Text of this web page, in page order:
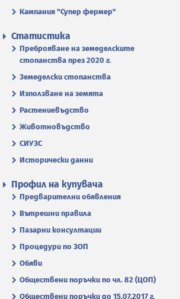
Кампания "Супер фермер"
Статистика
Преброяване на земеделските
стопанства през 2020 г.
Земеделски стопанства
Използване на земята
Растениевъдство
Животновъдство
СИУЗС
Исторически данни
Профил на купувача
Предварителни обявления
Вътрешни правила
Пазарни консултации
Процедури по ЗОП
Обяви
Обществени поръчки по чл. 82 (ЦОП)
Обществени поръчки до 15.07.2017 г.